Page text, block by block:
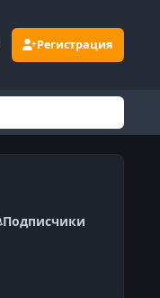
Регистрация
Подписчики